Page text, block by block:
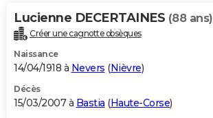
Lucienne DECERTAINES (88 ans)
Créer une cagnotte obsèques
Naissance
14/04/1918 à Nevers (Nièvre)
Décès
15/03/2007 à Bastia (Haute-Corse)